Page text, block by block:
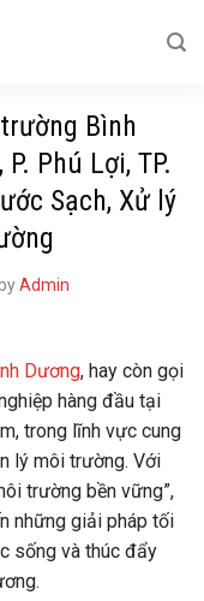
Bình
Phú Lợi, TP.
Sạch, Xử lý
byAdmin
Dương, hay còn gọi
hàng đầu tại
trong lĩnh vực cung
lý môi trường. Với
trường bền vững”,
những giải pháp tối
sống và thúc đẩy